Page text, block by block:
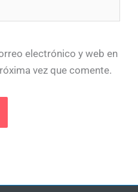
electrónico y web en
vez que comente.